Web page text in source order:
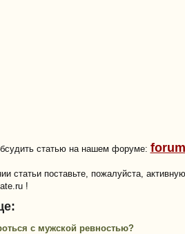
статью на нашем форуме:
статьи поставьте, пожалуйста,
!
с мужской ревностью?